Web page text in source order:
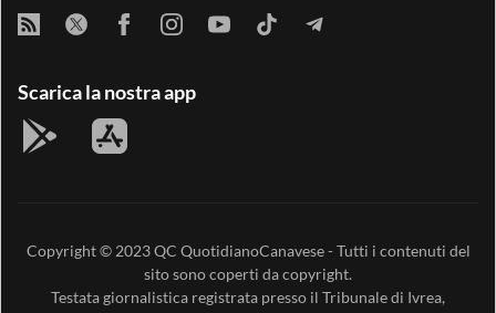
Scarica la nostra app
Copyright © 2023QC QuotidianoCanavese- Tutti i contenuti del
sito sono coperti da copyright.
Testata giornalistica registrata presso il Tribunale di Ivrea,